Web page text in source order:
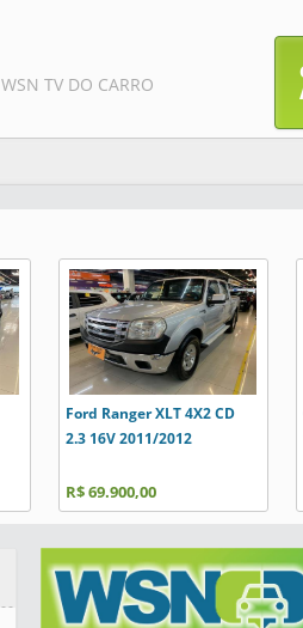
WSN TV DO CARRO
Ford Ranger XLT 4X2 CD
2.3 16V 2011/2012
R$ 69.900,00